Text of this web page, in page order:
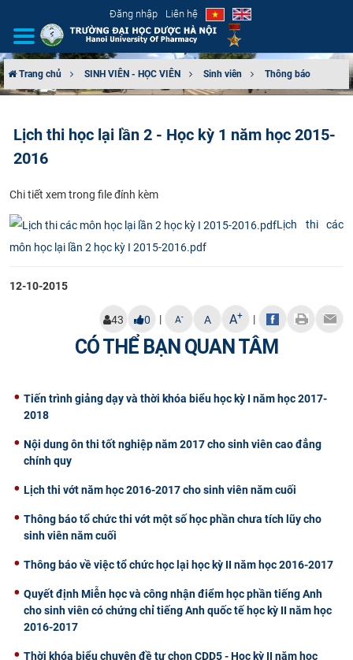
Đăng nhập Liên hệ
CƠ CẤU TỔ CHỨC
ĐÀO TẠO
ĐẢM BẢO CHẤT LƯỢNG
Trang chủ SINH VIÊN - HỌC VIÊN Sinh viên Thông báo
Lịch thi học lại lần 2 - Học kỳ 1 năm học 2015-
2016
Chi tiết xem trong file đính kèm
Lịch thi các
môn học lại lần 2 học kỳ I 2015-2016.pdf
12-10-2015
43 0 | A- A A+ |
CÓ THỂ BẠN QUAN TÂM
Tiến trình giảng dạy và thời khóa biểu học kỳ I năm học 2017-
2018
Nội dung ôn thi tốt nghiệp năm 2017 cho sinh viên cao đẳng
chính quy
Lịch thi vớt năm học 2016-2017 cho sinh viên năm cuối
Thông báo tổ chức thi vớt một số học phần chưa tích lũy cho
sinh viên năm cuối
Thông báo về việc tổ chức học lại học kỳ II năm học 2016-2017
Quyết định Miễn học và công nhận điểm học phần tiếng Anh
cho sinh viên có chứng chỉ tiếng Anh quốc tế học kỳ II năm học
2016-2017
Thời khóa biểu chuyên đề tự chọn CDD5 - Học kỳ II năm học